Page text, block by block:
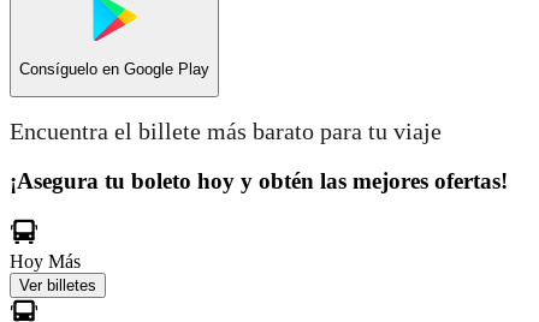
Consíguelo en Google Play
Encuentra el billete más barato para tu viaje
¡Asegura tu boleto hoy y obtén las mejores ofertas!
Hoy Más
Ver billetes